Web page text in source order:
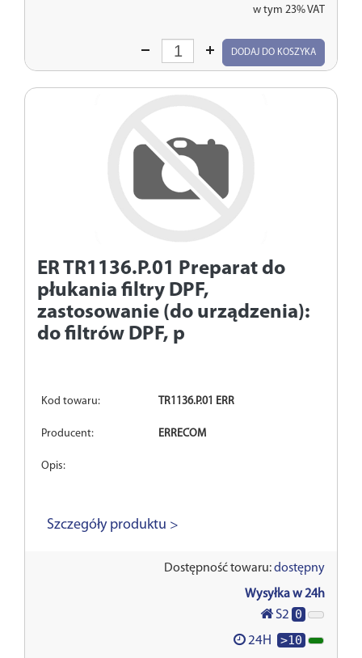
w tym 23% VAT
Wprowadź
DODAJ DO KOSZYKA
ER TR1136.P.01 Preparat do
płukania filtry DPF,
zastosowanie (do urządzenia):
do filtrów DPF, p
Kod towaru: TR1136.P.01 ERR
Producent: ERRECOM
Opis:
Szczegóły produktu >
Dostępność towaru:dostępny
Wysyłka w 24h
S2 0
24H >10